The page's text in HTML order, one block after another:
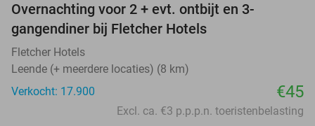
Overnachting voor 2 + evt. ontbijt en 3-
gangendiner bij Fletcher Hotels
Fletcher Hotels
Leende (+ meerdere locaties) (8 km)
Verkocht: 17.900
€45
Excl. ca. €3 p.p.p.n. toeristenbelasting